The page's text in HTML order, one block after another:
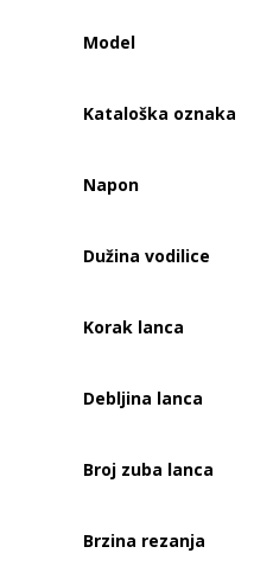
Model
Kataloška oznaka
Napon
Dužina vodilice
Korak lanca
Debljina lanca
Broj zuba lanca
Brzina rezanja